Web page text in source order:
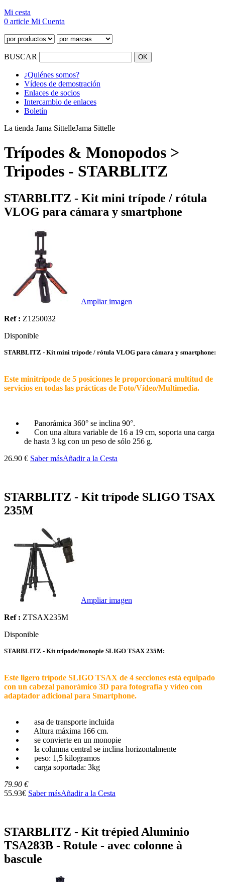
Mi cesta
0 article Mi Cuenta
BUSCAR
¿Quiénes somos?
Vídeos de demostración
Enlaces de socios
Intercambio de enlaces
Boletín
La tienda Jama SittelleJama Sittelle
Trípodes & Monopodos >
Tripodes - STARBLITZ
STARBLITZ - Kit mini trípode / rótula
VLOG para cámara y smartphone
Ampliar imagen
Ref : Z1250032
Disponible
STARBLITZ - Kit mini trípode / rótula VLOG para cámara y smartphone:
Este minitrípode de 5 posiciones le proporcionará multitud de
servicios en todas las prácticas de Foto/Vídeo/Multimedia.
Panorámica 360° se inclina 90°.
Con una altura variable de 16 a 19 cm, soporta una carga
de hasta 3 kg con un peso de sólo 256 g.
26.90 € Saber másAñadir a la Cesta
STARBLITZ - Kit trípode SLIGO TSAX
235M
Ampliar imagen
Ref : ZTSAX235M
Disponible
STARBLITZ - Kit trípode/monopie SLIGO TSAX 235M:
Este ligero trípode SLIGO TSAX de 4 secciones está equipado
con un cabezal panorámico 3D para fotografía y vídeo con
adaptador adicional para Smartphone.
asa de transporte incluida
Altura máxima 166 cm.
se convierte en un monopie
la columna central se inclina horizontalmente
peso: 1,5 kilogramos
carga soportada: 3kg
79.90 €
55.93€ Saber másAñadir a la Cesta
STARBLITZ - Kit trépied Aluminio
TSA283B - Rotule - avec colonne à
bascule